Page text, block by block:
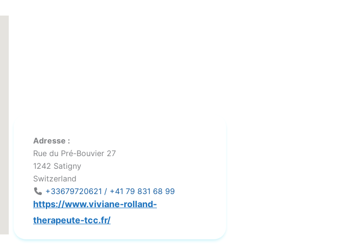
Adresse :
Rue du Pré-Bouvier 27
1242 Satigny
Switzerland
+33679720621 / +41 79 831 68 99